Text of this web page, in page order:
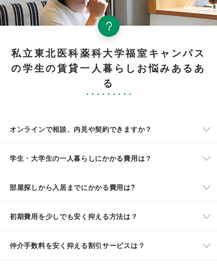
私立東北医科薬科大学福室キャンパス
の学生の賃貸一人暮らしお悩みあるあ
る
オンラインで相談、内見や契約できますか？
学生・大学生の一人暮らしにかかる費用は？
部屋探しから入居までにかかる費用は?
初期費用を少しでも安く抑える方法は？
仲介手数料を安く抑える割引サービスは？